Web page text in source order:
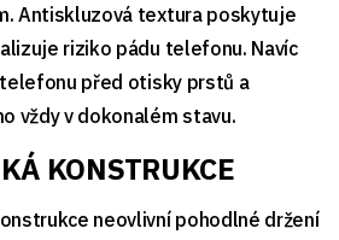
Antiskluzová textura poskytuje
riziko pádu telefonu. Navíc
před otisky prstů a
vždy v dokonalém stavu.
KONSTRUKCE
neovlivní pohodlné držení